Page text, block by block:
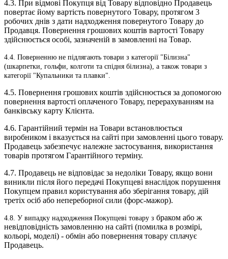
4.3. При відмові Покупця від Товару відповідно Продавець
повертає йому вартість повернутого Товару, протягом 3
робочих днів з дати надходження повернутого Товару до
Продавця. Повернення грошових коштів вартості Товару
здійснюється особі, зазначеній в замовленні на Товар.
4.4. Поверненню не підлягають товари з категорії "Білизна"
(шкарпетки, гольфи, колготи та спідня білизна), а також товари з
категорії "Купальники та плавки".
4.5. Повернення грошових коштів здійснюється за допомогою
повернення вартості оплаченого Товару, перерахуванням на
банківську карту Клієнта.
4.6. Гарантійний термін на Товари встановлюється
виробником і вказується на сайті при замовленні цього товару.
Продавець забезпечує належне застосування, використання
товарів протягом Гарантійного терміну.
4.7. Продавець не відповідає за недоліки Товару, якщо вони
виникли після його передачі Покупцеві внаслідок порушення
Покупцем правил користування або зберігання товару, дій
третіх осіб або непереборної сили (форс-мажор).
4.8. У випадку надходження Покупцеві товару з браком або ж
невідповідність замовленню на сайті (помилка в розмірі,
кольорі, моделі) - обмін або повернення товару сплачує
Продавець.